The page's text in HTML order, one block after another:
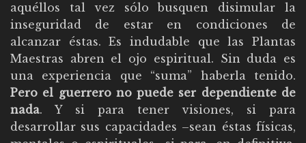
aquéllos tal vez sólo busquen disimular la
inseguridad de estar en condiciones de
alcanzar éstas. Es indudable que las Plantas
Maestras abren el ojo espiritual. Sin duda es
una experiencia que “suma” haberla tenido.
Pero el guerrero no puede ser dependiente de
nada. Y si para tener visiones, si para
desarrollar sus capacidades –sean éstas físicas,